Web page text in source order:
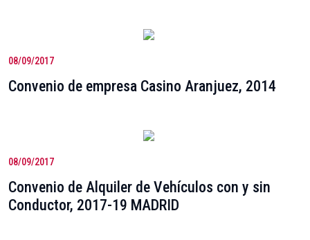
08/09/2017
Convenio de empresa Casino Aranjuez, 2014
08/09/2017
Convenio de Alquiler de Vehículos con y sin
Conductor, 2017-19 MADRID